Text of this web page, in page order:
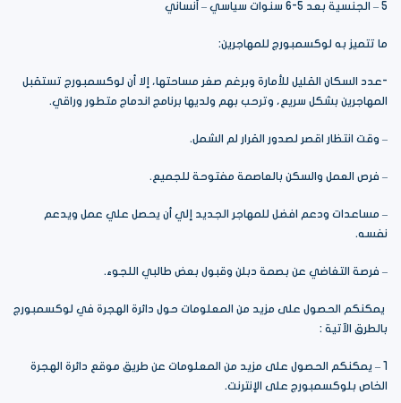
5 – الجنسية بعد 5-6 سنوات سياسي – أنساني
ما تتميز به لوكسمبورج للمهاجرين:
-عدد السكان القليل للأمارة وبرغم صغر مساحتها، إلا أن لوكسمبورج تستقبل
المهاجرين بشكل سريع، وترحب بهم ولديها برنامج اندماج متطور وراقي.
– وقت انتظار اقصر لصدور القرار لم الشمل.
– فرص العمل والسكن بالعاصمة مفتوحة للجميع.
– مساعدات ودعم افضل للمهاجر الجديد إلي أن يحصل علي عمل ويدعم
نفسه.
– فرصة التغاضي عن بصمة دبلن وقبول بعض طالبي اللجوء.
يمكنكم الحصول على مزيد من المعلومات حول دائرة الهجرة في لوكسمبورج
بالطرق الآتية :
1 – يمكنكم الحصول على مزيد من المعلومات عن طريق موقع دائرة الهجرة
الخاص بلوكسمبورج على الإنترنت.